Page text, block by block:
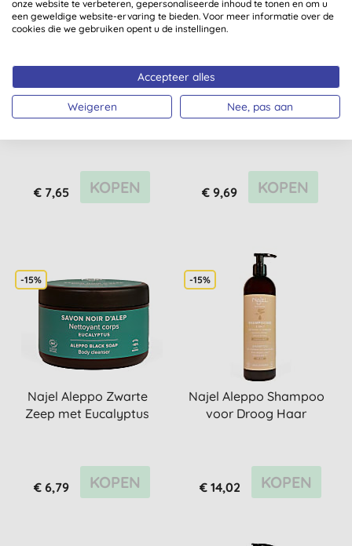
Najel Vloeibare Aleppo
Zeep 5% Laurier 500ml
€ 7,65 KOPEN
Najel Damascus
Rozenbloesemwater
€ 9,69 KOPEN
-15%
Najel Aleppo Zwarte
Zeep met Eucalyptus
€ 6,79 KOPEN
-15%
Najel Aleppo Shampoo
voor Droog Haar
€ 14,02 KOPEN
onze website te verbeteren, gepersonaliseerde inhoud te tonen en om u
een geweldige website-ervaring te bieden. Voor meer informatie over de
cookies die we gebruiken opent u de instellingen.
Accepteer alles
Weigeren Nee, pas aan